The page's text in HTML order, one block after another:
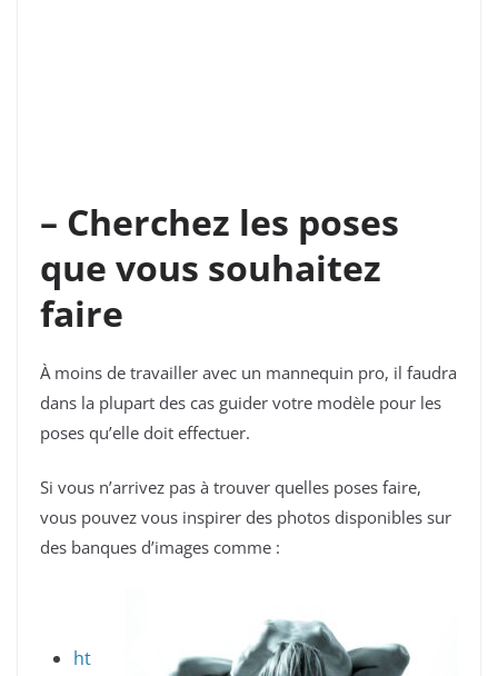
– Cherchez les poses
que vous souhaitez
faire
À moins de travailler avec un mannequin pro, il faudra
dans la plupart des cas guider votre modèle pour les
poses qu’elle doit effectuer.
Si vous n’arrivez pas à trouver quelles poses faire,
vous pouvez vous inspirer des photos disponibles sur
des banques d’images comme :
ht